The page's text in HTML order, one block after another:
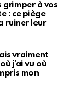
grimper à vos
: ce piège
ruiner leur
vraiment
j’ai vu où
mon